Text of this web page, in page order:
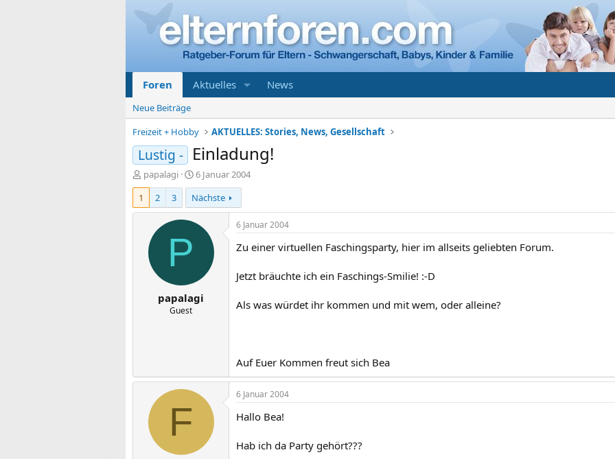
Foren Aktuelles News
Neue Beiträge
Freizeit + Hobby
AKTUELLES: Stories, News, Gesellschaft
Lustig - Einladung!
E
r
t
papalagi
E
r
s
t
e
m
6 Januar 2004
1
2 3 Nächste
P
papalagi
Guest
6 Januar 2004
Zu einer virtuellen Faschingsparty, hier im allseits geliebten Forum.
Jetzt bräuchte ich ein Faschings-Smilie! :-D
Als was würdet ihr kommen und mit wem, oder alleine?
Auf Euer Kommen freut sich Bea
F
6 Januar 2004
Hallo Bea!
Hab ich da Party gehört???